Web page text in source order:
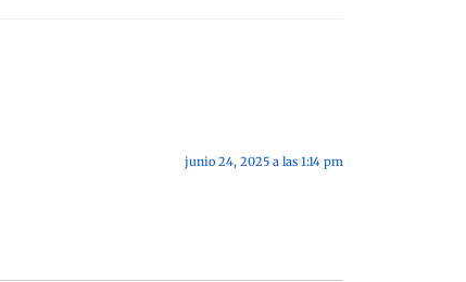
junio 24, 2025 a las 1:14 pm